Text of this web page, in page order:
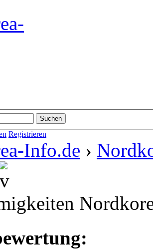
Registrieren
Info.de ›